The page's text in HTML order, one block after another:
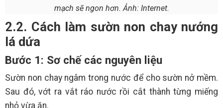
mạch sẽ ngon hơn. Ảnh: Internet.
2.2. Cách làm sườn non chay nướng
lá dứa
Bước 1: Sơ chế các nguyên liệu
Sườn non chay ngâm trong nước để cho sườn nở mềm.
Sau đó, vớt ra vắt ráo nước rồi cắt thành từng miếng
nhỏ vừa ăn.